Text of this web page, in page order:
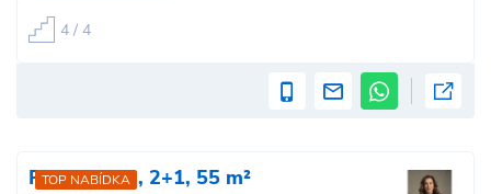
4 / 4
TOP NABÍDKA
Prodej bytu, 2+1, 55 m²